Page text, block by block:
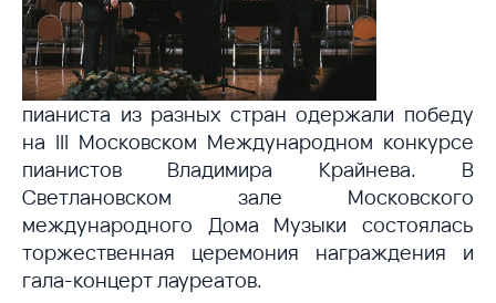
пианиста из разных стран одержали победу
на III Московском Международном конкурсе
пианистов Владимира Крайнева. В
Светлановском зале Московского
международного Дома Музыки состоялась
торжественная церемония награждения и
гала-концерт лауреатов.